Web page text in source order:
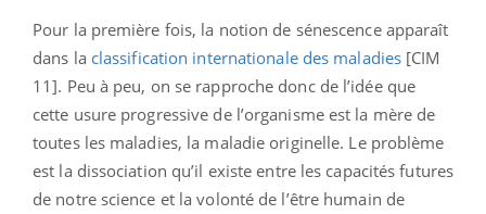
Pour la première fois, la notion de sénescence apparaît
dans la classification internationale des maladies [CIM
11]. Peu à peu, on se rapproche donc de l’idée que
cette usure progressive de l’organisme est la mère de
toutes les maladies, la maladie originelle. Le problème
est la dissociation qu’il existe entre les capacités futures
de notre science et la volonté de l’être humain de